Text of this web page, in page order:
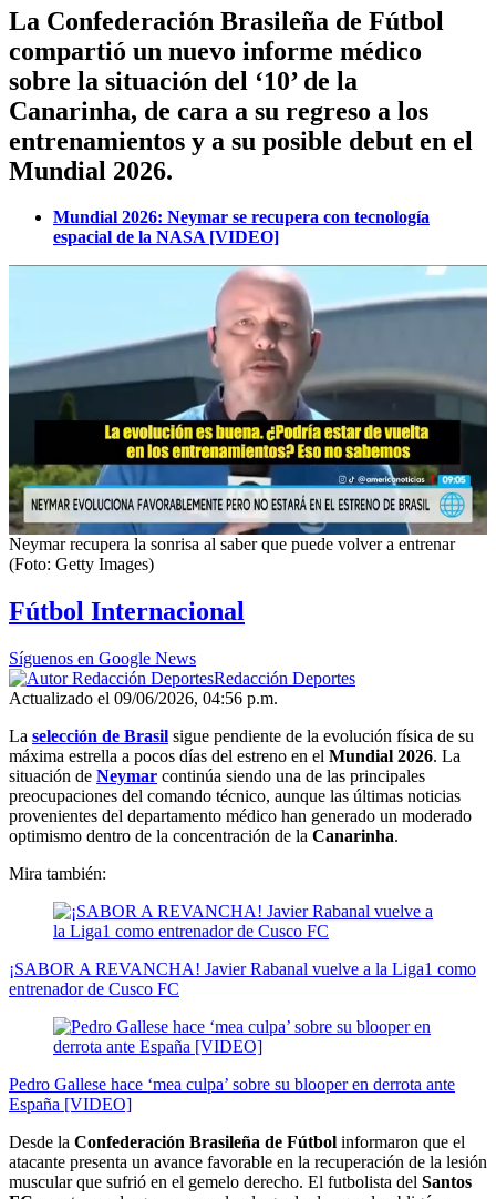
La Confederación Brasileña de Fútbol
compartió un nuevo informe médico
sobre la situación del ‘10’ de la
Canarinha, de cara a su regreso a los
entrenamientos y a su posible debut en el
Mundial 2026.
Mundial 2026: Neymar se recupera con tecnología
espacial de la NASA [VIDEO]
Neymar recupera la sonrisa al saber que puede volver a entrenar
(Foto: Getty Images)
Fútbol Internacional
Síguenos en Google News
Redacción Deportes
Actualizado el 09/06/2026, 04:56 p.m.
La selección de Brasil sigue pendiente de la evolución física de su
máxima estrella a pocos días del estreno en el Mundial 2026. La
situación de Neymar continúa siendo una de las principales
preocupaciones del comando técnico, aunque las últimas noticias
provenientes del departamento médico han generado un moderado
optimismo dentro de la concentración de la Canarinha.
Mira también:
¡SABOR A REVANCHA! Javier Rabanal vuelve a la Liga1 como
entrenador de Cusco FC
Pedro Gallese hace ‘mea culpa’ sobre su blooper en derrota ante
España [VIDEO]
Desde la Confederación Brasileña de Fútbol informaron que el
atacante presenta un avance favorable en la recuperación de la lesión
muscular que sufrió en el gemelo derecho. El futbolista del Santos